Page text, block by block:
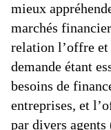
mieux
marchés
relation l’offre et
demande étant
besoins de
entreprises, et
par divers agents